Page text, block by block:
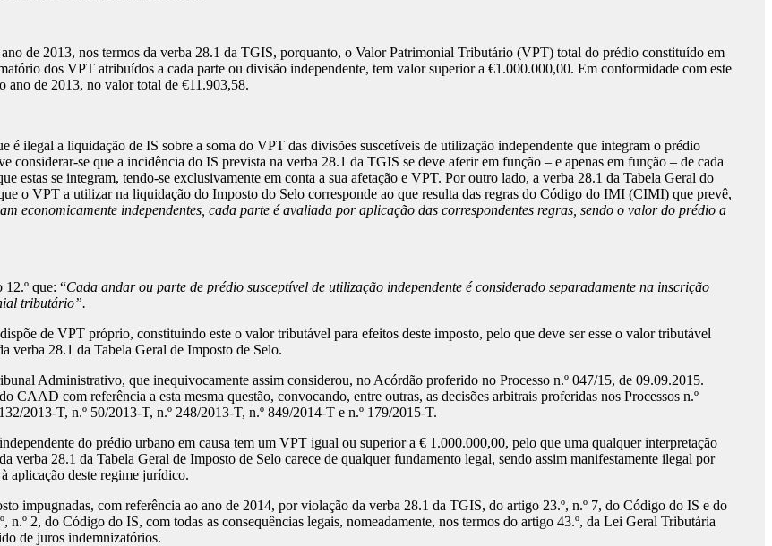
de 2013, nos termos da verba 28.1 da TGIS, porquanto, o Valor Patrimonial Tributário (VPT) total do prédio constituído em
dos VPT atribuídos a cada parte ou divisão independente, tem valor superior a €1.000.000,00. Em conformidade com este
ano de 2013, no valor total de €11.903,58.
é ilegal a liquidação de IS sobre a soma do VPT das divisões suscetíveis de utilização independente que integram o prédio
considerar-se que a incidência do IS prevista na verba 28.1 da TGIS se deve aferir em função – e apenas em função – de cada
estas se integram, tendo-se exclusivamente em conta a sua afetação e VPT. Por outro lado, a verba 28.1 da Tabela Geral do
o VPT a utilizar na liquidação do Imposto do Selo corresponde ao que resulta das regras do Código do IMI (CIMI) que prevê,
economicamente independentes, cada parte é avaliada por aplicação das correspondentes regras, sendo o valor do prédio a
que: “Cada andar ou parte de prédio susceptível de utilização independente é considerado separadamente na inscrição
tributário”.
de VPT próprio, constituindo este o valor tributável para efeitos deste imposto, pelo que deve ser esse o valor tributável
verba 28.1 da Tabela Geral de Imposto de Selo.
Administrativo, que inequivocamente assim considerou, no Acórdão proferido no Processo n.º 047/15, de 09.09.2015.
CAAD com referência a esta mesma questão, convocando, entre outras, as decisões arbitrais proferidas nos Processos n.º
2013-T, n.º 50/2013-T, n.º 248/2013-T, n.º 849/2014-T e n.º 179/2015-T.
do prédio urbano em causa tem um VPT igual ou superior a € 1.000.000,00, pelo que uma qualquer interpretação
verba 28.1 da Tabela Geral de Imposto de Selo carece de qualquer fundamento legal, sendo assim manifestamente ilegal por
aplicação deste regime jurídico.
impugnadas, com referência ao ano de 2014, por violação da verba 28.1 da TGIS, do artigo 23.º, n.º 7, do Código do IS e do
n.º 2, do Código do IS, com todas as consequências legais, nomeadamente, nos termos do artigo 43.º, da Lei Geral Tributária
de juros indemnizatórios.